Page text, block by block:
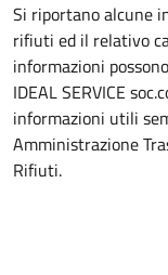
Si riportano alcune
rifiuti ed il relativo
informazioni
IDEAL SERVICE
informazioni utili
Amministrazione
Rifiuti.